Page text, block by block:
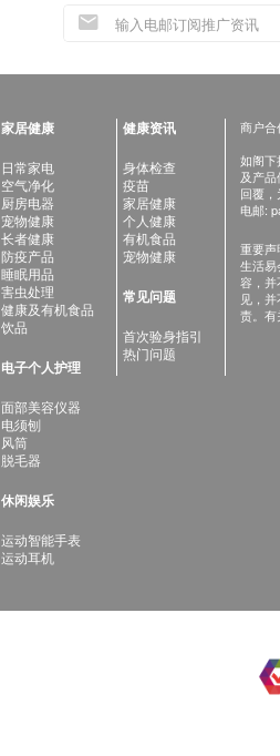
家居健康
日常家电
空气净化
厨房电器
宠物健康
长者健康
防疫产品
睡眠用品
害虫处理
健康及有机食品
饮品
电子个人护理
面部美容仪器
电须刨
风筒
脱毛器
休闲娱乐
运动智能手表
运动耳机
健康资讯
身体检查
疫苗
家居健康
个人健康
有机食品
宠物健康
常见问题
首次验身指引
热门问题
商户合
如阁下
及产
回覆，
电邮:
重要声
生活易
容，
见，
责。有